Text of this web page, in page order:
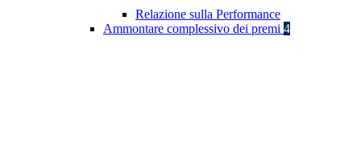
Relazione sulla Performance
Ammontare complessivo dei premi 4